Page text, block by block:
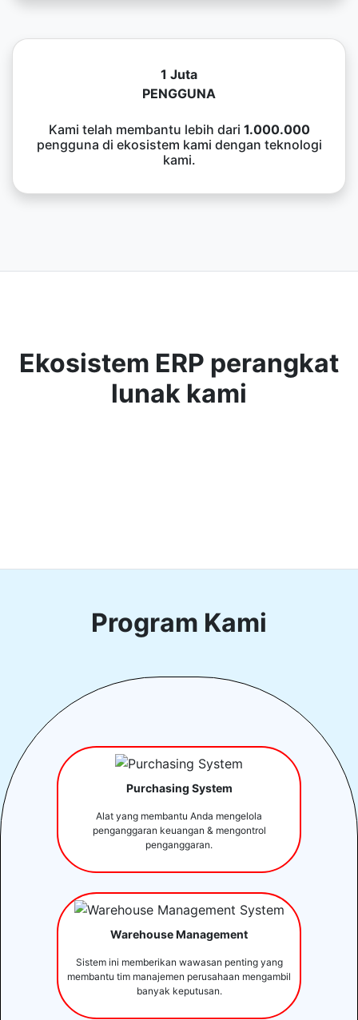
1 Juta
PENGGUNA
Kami telah membantu lebih dari 1.000.000
pengguna di ekosistem kami dengan teknologi
kami.
Ekosistem ERP perangkat
lunak kami
Program Kami
Purchasing System
Alat yang membantu Anda mengelola
penganggaran keuangan & mengontrol
penganggaran.
Warehouse Management
Sistem ini memberikan wawasan penting yang
membantu tim manajemen perusahaan mengambil
banyak keputusan.